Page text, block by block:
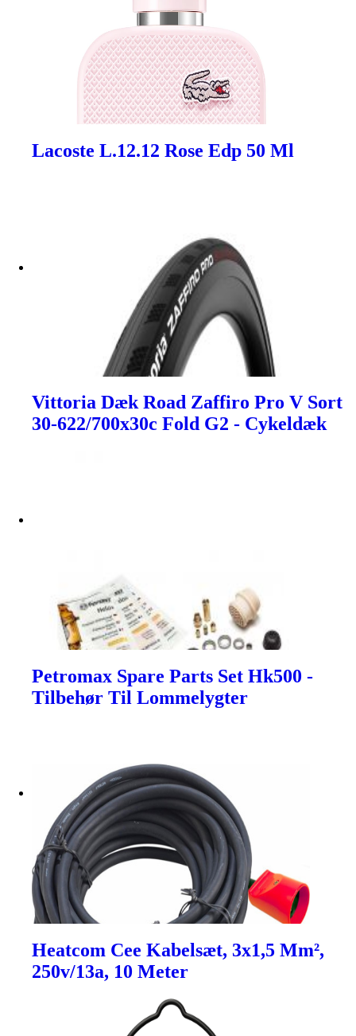
Lacoste L.12.12 Rose Edp 50 Ml
Vittoria Dæk Road Zaffiro Pro V Sort
30-622/700x30c Fold G2 - Cykeldæk
Petromax Spare Parts Set Hk500 -
Tilbehør Til Lommelygter
Heatcom Cee Kabelsæt, 3x1,5 Mm²,
250v/13a, 10 Meter